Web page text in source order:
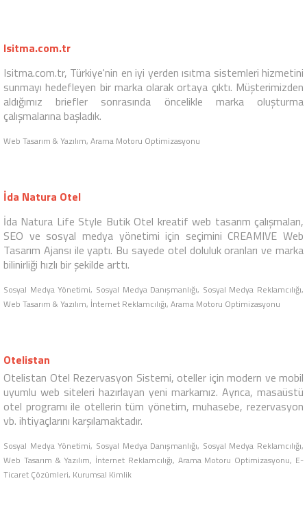
Isitma.com.tr
Isitma.com.tr, Türkiye'nin en iyi yerden ısıtma sistemleri hizmetini
sunmayı hedefleyen bir marka olarak ortaya çıktı. Müşterimizden
aldığımız briefler sonrasında öncelikle marka oluşturma
İda Natura Otel
İda Natura Life Style Butik Otel kreatif web tasarım çalışmaları,
SEO ve sosyal medya yönetimi için seçimini CREAMIVE Web
Tasarım Ajansı ile yaptı. Bu sayede otel doluluk oranları ve marka
bilinirliği hızlı bir şekilde arttı.